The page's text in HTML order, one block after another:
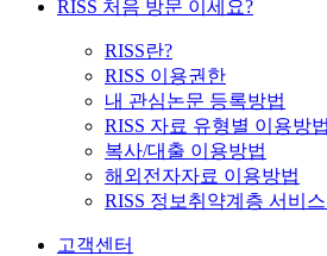
RISS 처음 방문 이세요?
RISS란?
RISS 이용권한
내 관심논문 등록방법
RISS 자료 유형별 이용방법
복사/대출 이용방법
해외전자자료 이용방법
RISS 정보취약계층 서비
고객센터